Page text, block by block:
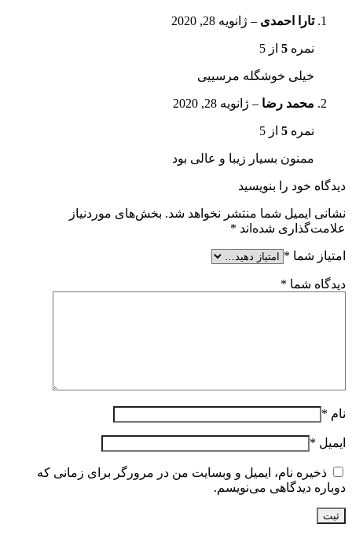
تارا احمدی – ژانویه 28, 2020
نمره 5 از 5
خیلی خوشگله مرسییی
محمد رضا – ژانویه 28, 2020
نمره 5 از 5
ممنون بسیار زیبا و عالی بود
دیدگاه خود را بنویسید
نشانی ایمیل شما منتشر نخواهد شد. بخش‌های موردنیاز
علامت‌گذاری شده‌اند *
امتیاز شما *
دیدگاه شما *
نام *
ایمیل *
ذخیره نام، ایمیل و وبسایت من در مرورگر برای زمانی که
دوباره دیدگاهی می‌نویسم.